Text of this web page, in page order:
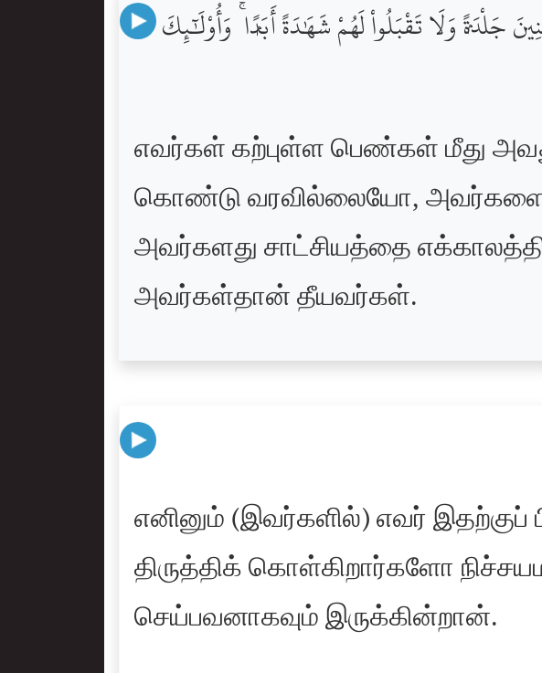
جَلْدَةًۭ وَلَا تَقْبَلُواْ لَهُمْ شَهَٰدَةً أَبَدًۭا ۚ وَأُوْلَٰٓئِكَ
எவர்கள் கற்புள்ள பெண்கள் மீது
கொண்டு வரவில்லையோ,
அவர்களது சாட்சியத்தை
அவர்கள்தான் தீயவர்கள்.
எனினும் (இவர்களில்) எவர்
திருத்திக் கொள்கிறார்களோ
செய்பவனாகவும் இருக்கின்றான்.